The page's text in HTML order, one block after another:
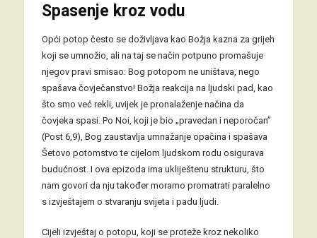
Spasenje kroz vodu
Opći potop često se doživljava kao Božja kazna za grijeh
koji se umnožio, ali na taj se način potpuno promašuje
njegov pravi smisao: Bog potopom ne uništava, nego
spašava čovječanstvo! Božja reakcija na ljudski pad, kao
što smo već rekli, uvijek je pronalaženje načina da
čovjeka spasi. Po Noi, koji je bio „pravedan i neporočan”
(Post 6,9), Bog zaustavlja umnažanje opačina i spašava
Šetovo potomstvo te cijelom ljudskom rodu osigurava
budućnost. I ova epizoda ima ukliještenu strukturu, što
nam govori da nju također moramo promatrati paralelno
s izvještajem o stvaranju svijeta i padu ljudi.
Cijeli izvještaj o potopu, koji se proteže kroz nekoliko